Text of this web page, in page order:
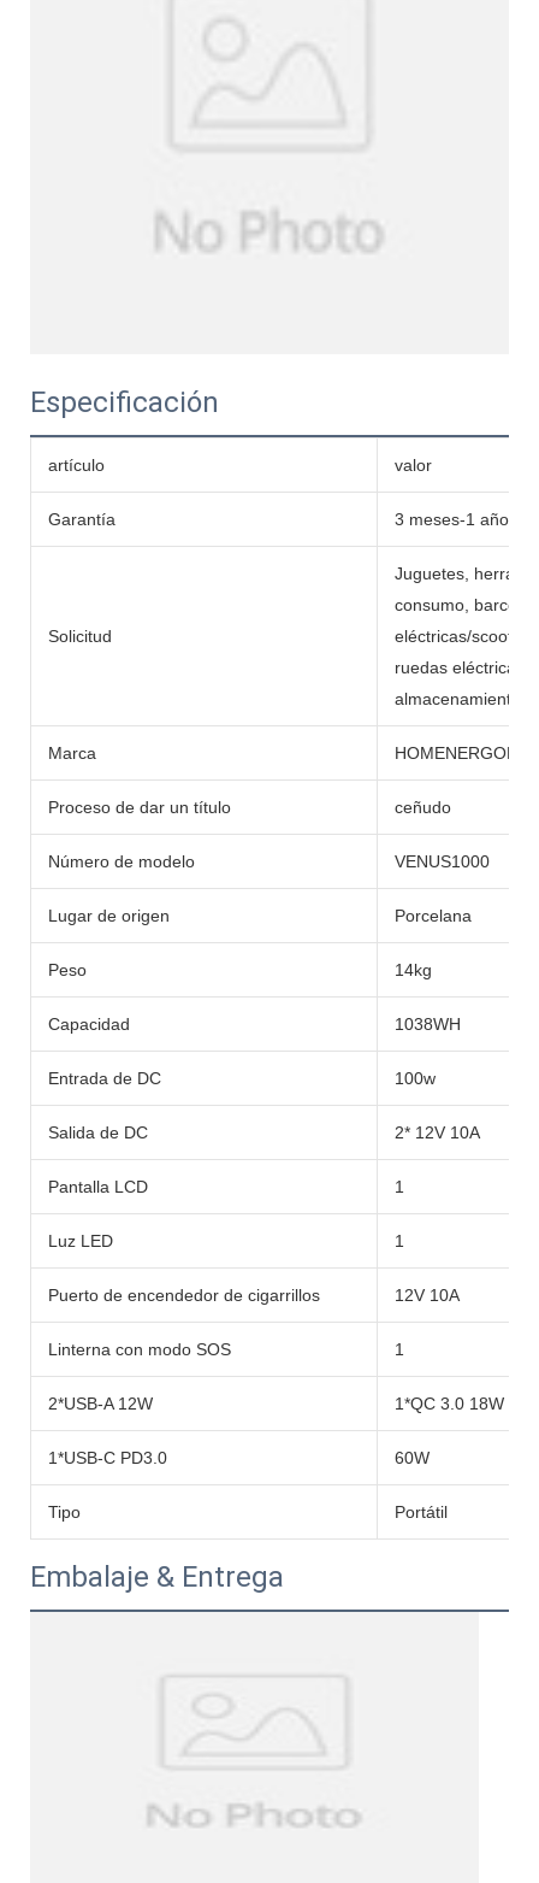
Especificación
artículo valor
Garantía 3 meses-1 año
Solicitud
Juguetes,
consumo, barcos,
eléctricas/
ruedas eléctricas,
almacenamiento
Marca HOMENERGON
Proceso de dar un título ceñudo
Número de modelo VENUS1000
Lugar de origen Porcelana
Peso 14kg
Capacidad 1038WH
Entrada de DC 100w
Salida de DC 2* 12V 10A
Pantalla LCD 1
Luz LED 1
Puerto de encendedor de cigarrillos 12V 10A
Linterna con modo SOS 1
2*USB-A 12W 1*QC 3.0 18W
1*USB-C PD3.0 60W
Tipo Portátil
Embalaje & Entrega